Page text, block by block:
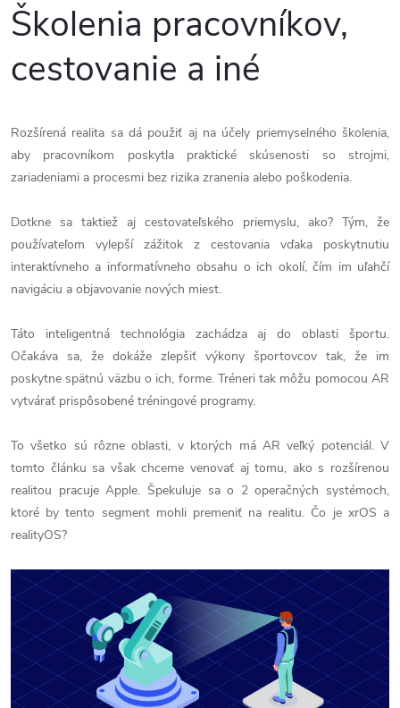
Školenia pracovníkov,
cestovanie a iné
Rozšírená realita sa dá použiť aj na účely priemyselného školenia,
aby pracovníkom poskytla praktické skúsenosti so strojmi,
zariadeniami a procesmi bez rizika zranenia alebo poškodenia.
Dotkne sa taktiež aj cestovateľského priemyslu, ako? Tým, že
používateľom vylepší zážitok z cestovania vďaka poskytnutiu
interaktívneho a informatívneho obsahu o ich okolí, čím im uľahčí
navigáciu a objavovanie nových miest.
Táto inteligentná technológia zachádza aj do oblasti športu.
Očakáva sa, že dokáže zlepšiť výkony športovcov tak, že im
poskytne spätnú väzbu o ich, forme. Tréneri tak môžu pomocou AR
vytvárať prispôsobené tréningové programy.
To všetko sú rôzne oblasti, v ktorých má AR veľký potenciál. V
tomto článku sa však chceme venovať aj tomu, ako s rozšírenou
realitou pracuje Apple. Špekuluje sa o 2 operačných systémoch,
ktoré by tento segment mohli premeniť na realitu. Čo je xrOS a
realityOS?